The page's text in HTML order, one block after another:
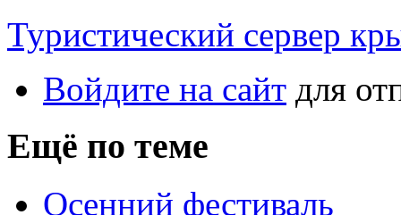
Туристический сервер
Войдите на сайт для
Ещё по теме
Осенний фестиваль